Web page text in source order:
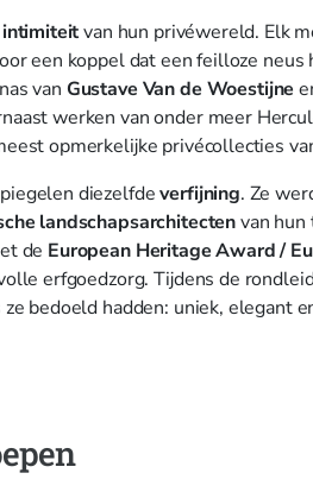
intimiteitvan hun privéwereld. Elk
een koppel dat een feilloze
van Gustave Van de Woestijne
werken van onder meer
opmerkelijke privécollecties
diezelfdeverfijning. Ze
landschapsarchitectenvan hun
de European Heritage Award /
erfgoedzorg. Tijdens de
bedoeld hadden: uniek, elegant